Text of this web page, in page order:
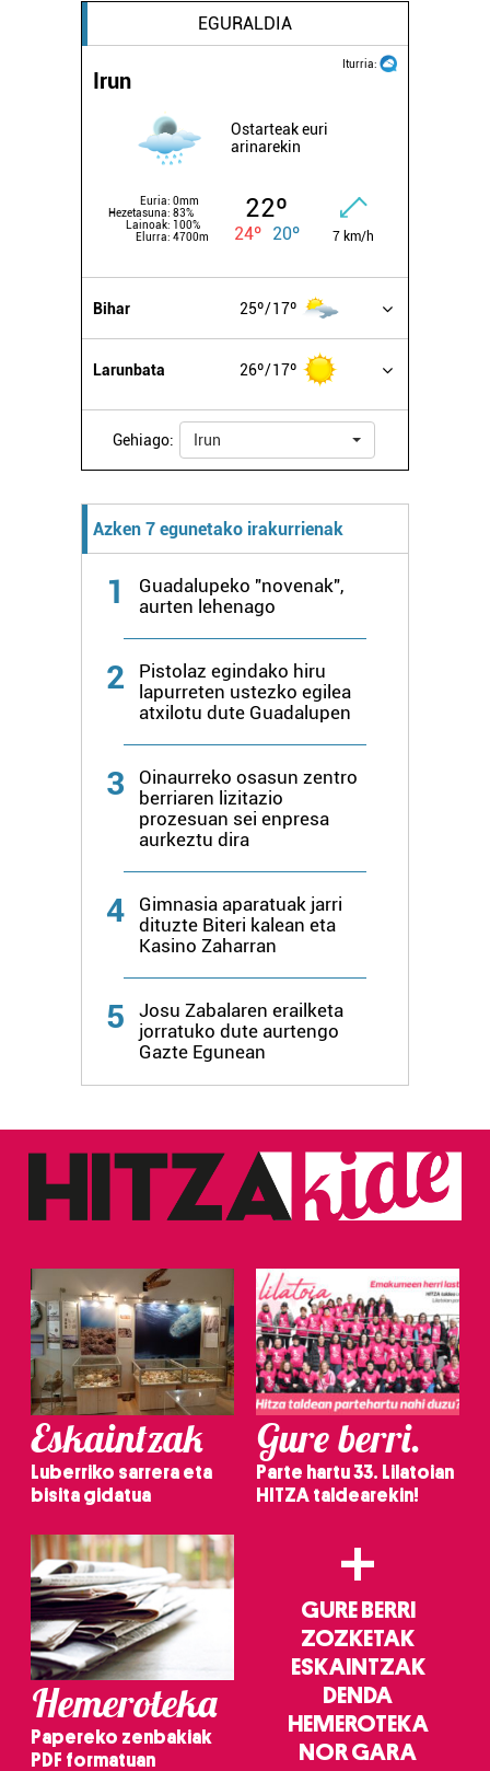
EGURALDIA
Iturria:
Irun
Ostarteak euri
arinarekin
Euria: 0mm
Hezetasuna: 83%
Lainoak: 100%
Elurra: 4700m
22º
24º 20º 7 km/h
Bihar 25º 17º
Larunbata 26º 17º
Gehiago: Irun
Azken 7 egunetako irakurrienak
1
Guadalupeko "novenak",
aurten lehenago
2
Pistolaz egindako hiru
lapurreten ustezko egilea
atxilotu dute Guadalupen
3
Oinaurreko osasun zentro
berriaren lizitazio
prozesuan sei enpresa
aurkeztu dira
4
Gimnasia aparatuak jarri
dituzte Biteri kalean eta
Kasino Zaharran
5
Josu Zabalaren erailketa
jorratuko dute aurtengo
Gazte Egunean
Eskaintzak
Luberriko sarrera eta
bisita gidatua
Gure berri.
Parte hartu 33. Lilatoian
HITZA taldearekin!
Hemeroteka
Papereko zenbakiak
PDF formatuan
+
GURE BERRI
ZOZKETAK
ESKAINTZAK
DENDA
HEMEROTEKA
NOR GARA